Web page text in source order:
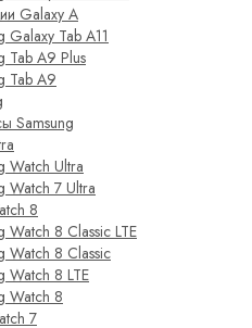
Galaxy A
Galaxy Tab A11
Tab A9 Plus
Tab A9
Samsung
Watch Ultra
Watch 7 Ultra
8
Watch 8 Classic LTE
Watch 8 Classic
Watch 8 LTE
Watch 8
7